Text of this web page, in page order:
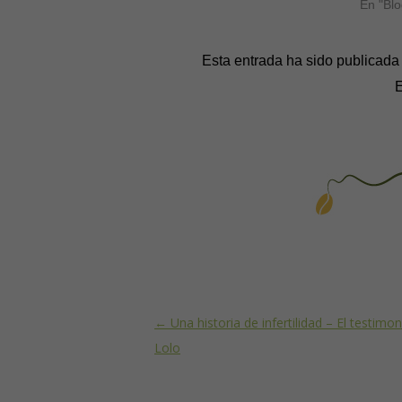
En
Esta entrada ha sido publicada
Post navigation
← Una historia de infertilidad – El
Lolo